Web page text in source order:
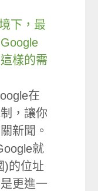
下，最
樣的需
在
，讓你
新聞。
就
)的位址
更進一